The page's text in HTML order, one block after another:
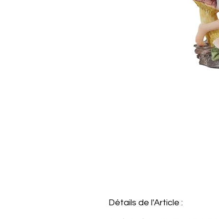
Détails de l'Article :